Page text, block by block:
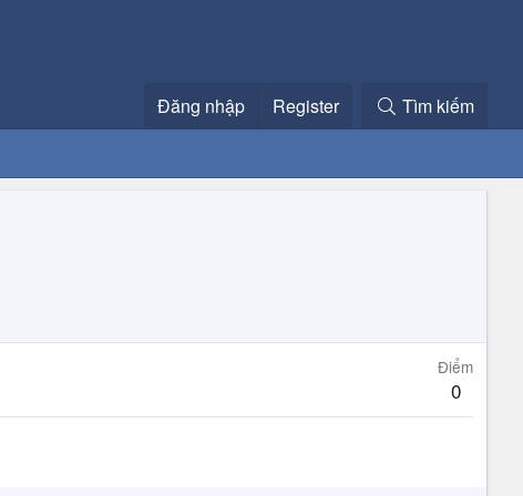
Đăng nhập Register Tìm kiếm
Điểm
0